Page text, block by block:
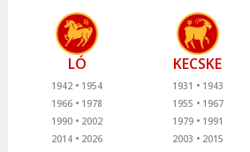
LÓ
1942
1954
1966
1978
1990
2002
2014
2026
KECSKE
1931
1943
1955
1967
1979
1991
2003
2015